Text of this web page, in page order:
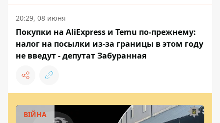
20:29, 08 июня
Покупки на AliExpress и Temu по-прежнему:
налог на посылки из-за границы в этом году
не введут - депутат Забуранная
ВІЙНА